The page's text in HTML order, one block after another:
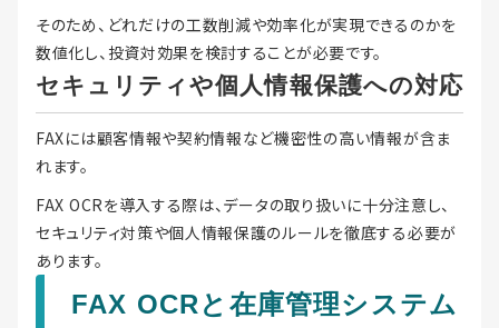
そのため、どれだけの工数削減や効率化が実現できるのかを
数値化し、投資対効果を検討することが必要です。
セキュリティや個人情報保護への対応
FAXには顧客情報や契約情報など機密性の高い情報が含ま
れます。
FAX OCRを導入する際は、データの取り扱いに十分注意し、
セキュリティ対策や個人情報保護のルールを徹底する必要が
あります。
FAX OCRと在庫管理システム